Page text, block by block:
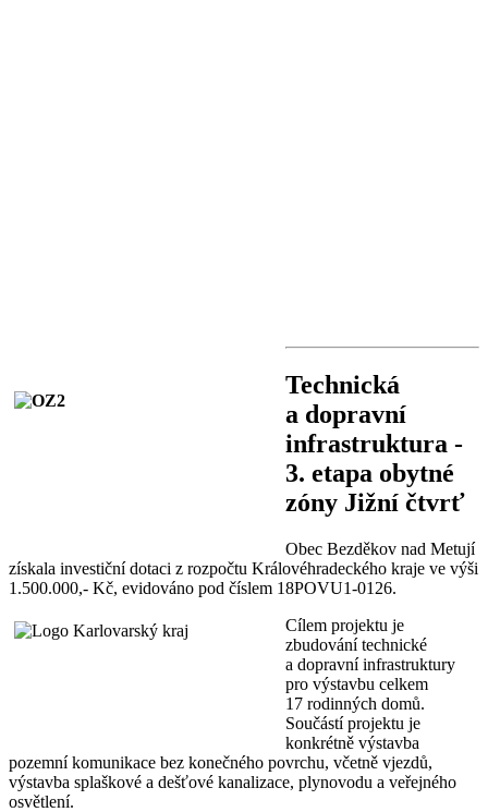
Technická
a dopravní
infrastruktura -
3. etapa obytné
zóny Jižní čtvrť
Obec Bezděkov nad Metují
získala investiční dotaci z rozpočtu Královéhradeckého kraje ve výši
1.500.000,- Kč, evidováno pod číslem 18POVU1-0126.
Cílem projektu je
zbudování technické
a dopravní infrastruktury
pro výstavbu celkem
17 rodinných domů.
Součástí projektu je
konkrétně výstavba
pozemní komunikace bez konečného povrchu, včetně vjezdů,
výstavba splaškové a dešťové kanalizace, plynovodu a veřejného
osvětlení.